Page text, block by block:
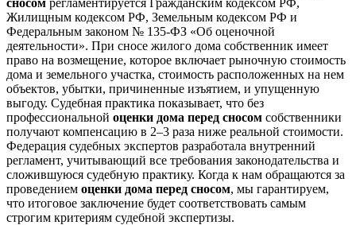
Жилищным кодексом РФ, Земельным кодексом РФ и
Федеральным законом № 135-ФЗ «Об оценочной
деятельности». При сносе жилого дома собственник имеет
право на возмещение, которое включает рыночную стоимость
дома и земельного участка, стоимость расположенных на нем
объектов, убытки, причиненные изъятием, и упущенную
выгоду. Судебная практика показывает, что без
профессиональной оценки дома перед сносом собственники
получают компенсацию в 2–3 раза ниже реальной стоимости.
Федерация судебных экспертов разработала внутренний
регламент, учитывающий все требования законодательства и
сложившуюся судебную практику. Когда к нам обращаются за
проведением оценки дома перед сносом, мы гарантируем,
что итоговое заключение будет соответствовать самым
строгим критериям судебной экспертизы.